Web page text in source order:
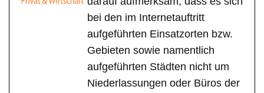
bei den im Internetauftritt
aufgeführten Einsatzorten bzw.
Gebieten sowie namentlich
aufgeführten Städten nicht um
Niederlassungen oder Büros der